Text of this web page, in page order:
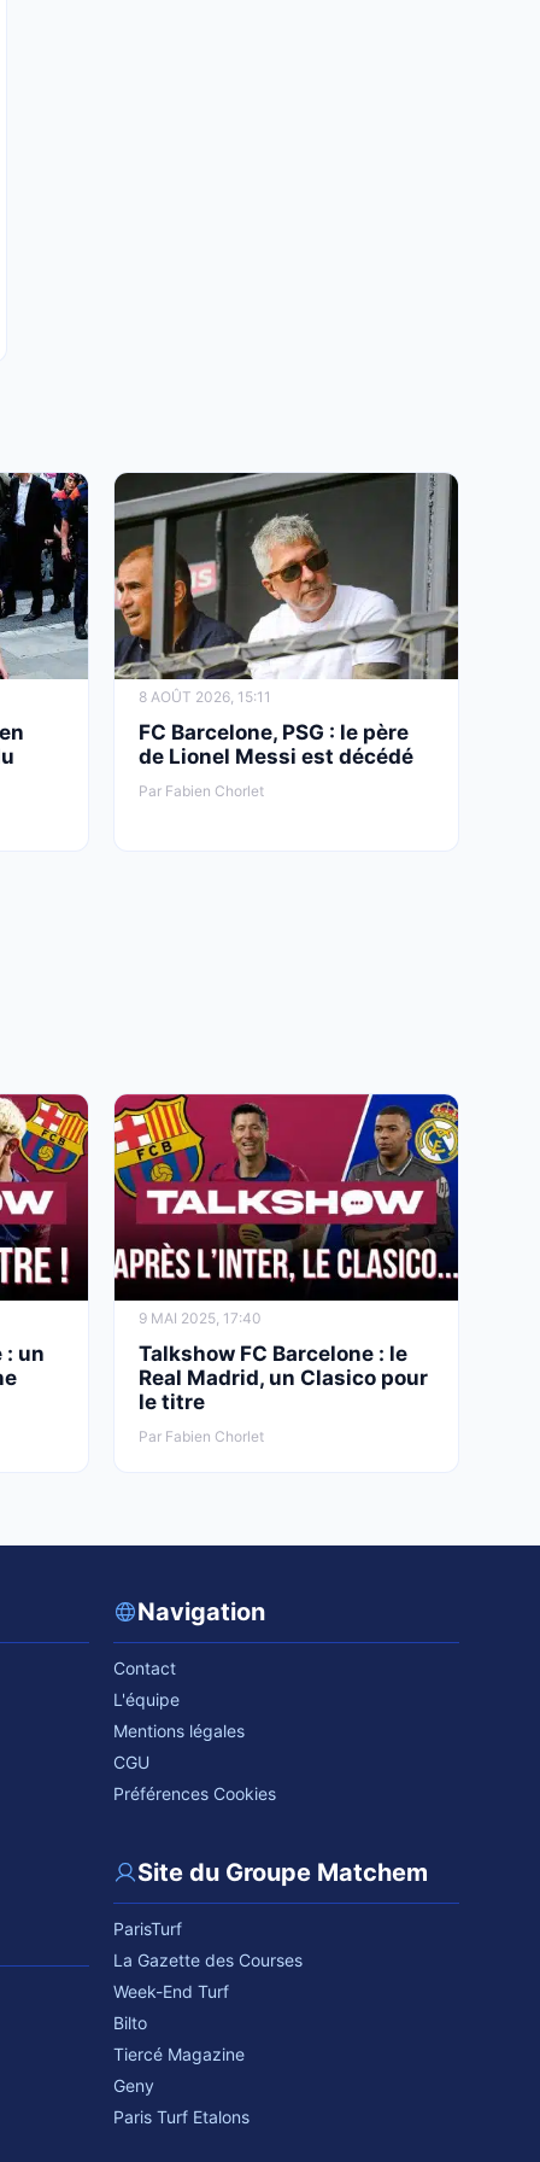
8 AOÛT 2026, 15:11
FC Barcelone, PSG : le père
de Lionel Messi est décédé
Par Fabien Chorlet
: un
9 MAI 2025, 17:40
Talkshow FC Barcelone : le
Real Madrid, un Clasico pour
le titre
Par Fabien Chorlet
Navigation
Contact
L'équipe
Mentions légales
CGU
Préférences Cookies
Site du Groupe Matchem
ParisTurf
La Gazette des Courses
Week-End Turf
Bilto
Tiercé Magazine
Geny
Paris Turf Etalons